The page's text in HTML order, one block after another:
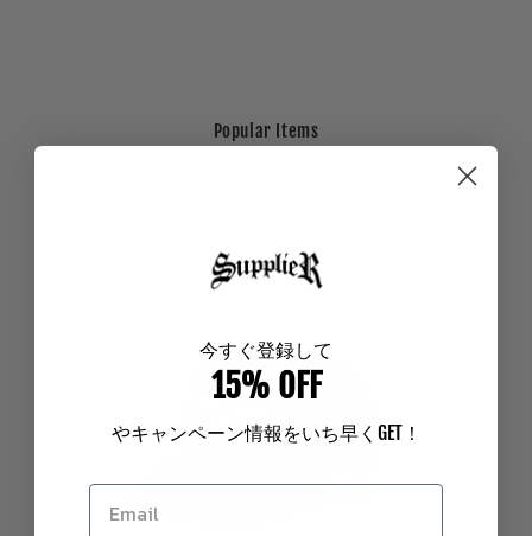
Popular Items
今すぐ登録して
15% OFF
やキャンペーン情報をいち早く GET！